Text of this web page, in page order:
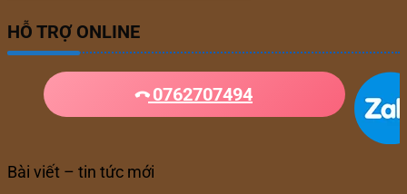
HỖ TRỢ ONLINE
0762707494
Bài viết – tin tức mới